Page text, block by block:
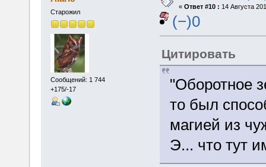
Старожил
Сообщений: 1 744
+175/-17
« Ответ #10 : 14 Августа
(−)0
Цитировать
"Оборотное
то был
магией из
Э... что тут